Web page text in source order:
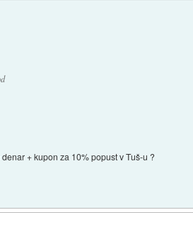
+ kupon za 10% popust v Tuš-u ?